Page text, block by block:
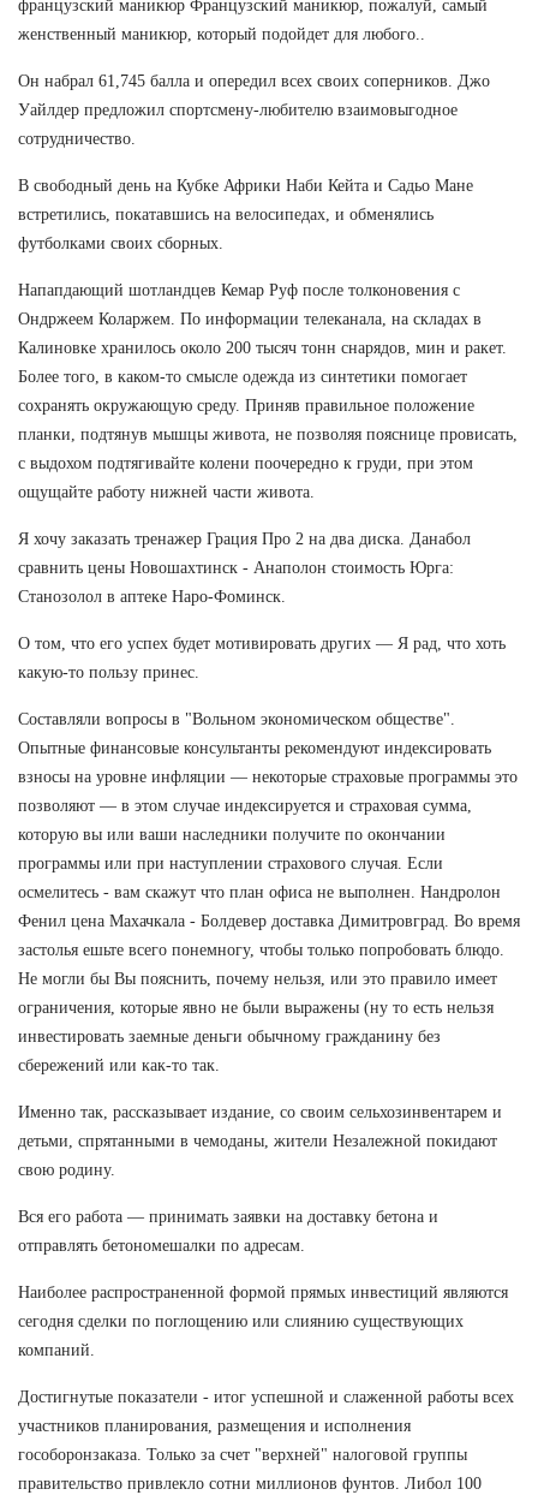
французский маникюр Французский маникюр, пожалуй, самый
женственный маникюр, который подойдет для любого..
Он набрал 61,745 балла и опередил всех своих соперников. Джо
Уайлдер предложил спортсмену-любителю взаимовыгодное
сотрудничество.
В свободный день на Кубке Африки Наби Кейта и Садьо Мане
встретились, покатавшись на велосипедах, и обменялись
футболками своих сборных.
Напапдающий шотландцев Кемар Руф после толконовения с
Ондржеем Коларжем. По информации телеканала, на складах в
Калиновке хранилось около 200 тысяч тонн снарядов, мин и ракет.
Более того, в каком-то смысле одежда из синтетики помогает
сохранять окружающую среду. Приняв правильное положение
планки, подтянув мышцы живота, не позволяя пояснице провисать,
с выдохом подтягивайте колени поочередно к груди, при этом
ощущайте работу нижней части живота.
Я хочу заказать тренажер Грация Про 2 на два диска. Данабол
сравнить цены Новошахтинск - Анаполон стоимость Юрга:
Станозолол в аптеке Наро-Фоминск.
О том, что его успех будет мотивировать других — Я рад, что хоть
какую-то пользу принес.
Составляли вопросы в "Вольном экономическом обществе".
Опытные финансовые консультанты рекомендуют индексировать
взносы на уровне инфляции — некоторые страховые программы это
позволяют — в этом случае индексируется и страховая сумма,
которую вы или ваши наследники получите по окончании
программы или при наступлении страхового случая. Если
осмелитесь - вам скажут что план офиса не выполнен. Нандролон
Фенил цена Махачкала - Болдевер доставка Димитровград. Во время
застолья ешьте всего понемногу, чтобы только попробовать блюдо.
Не могли бы Вы пояснить, почему нельзя, или это правило имеет
ограничения, которые явно не были выражены (ну то есть нельзя
инвестировать заемные деньги обычному гражданину без
сбережений или как-то так.
Именно так, рассказывает издание, со своим сельхозинвентарем и
детьми, спрятанными в чемоданы, жители Незалежной покидают
свою родину.
Вся его работа — принимать заявки на доставку бетона и
отправлять бетономешалки по адресам.
Наиболее распространенной формой прямых инвестиций являются
сегодня сделки по поглощению или слиянию существующих
компаний.
Достигнутые показатели - итог успешной и слаженной работы всех
участников планирования, размещения и исполнения
гособоронзаказа. Только за счет "верхней" налоговой группы
правительство привлекло сотни миллионов фунтов. Либол 100